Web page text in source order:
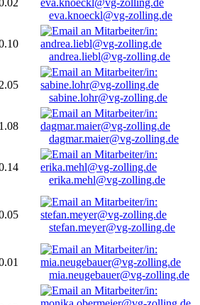
eva.knoeckl@vg-zolling.de
andrea.liebl@vg-zolling.de
2.05
sabine.lohr@vg-zolling.de
1.08
dagmar.maier@vg-zolling.de
erika.mehl@vg-zolling.de
stefan.meyer@vg-zolling.de
mia.neugebauer@vg-zolling.de